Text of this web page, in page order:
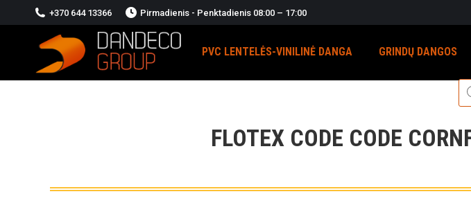
+370 644 13366 Pirmadienis - Penktadienis 08:00 – 17:00
PVC LENTELĖS-VINILINĖ DANGA GRINDŲ DANGOS
FLOTEX CODE CODE